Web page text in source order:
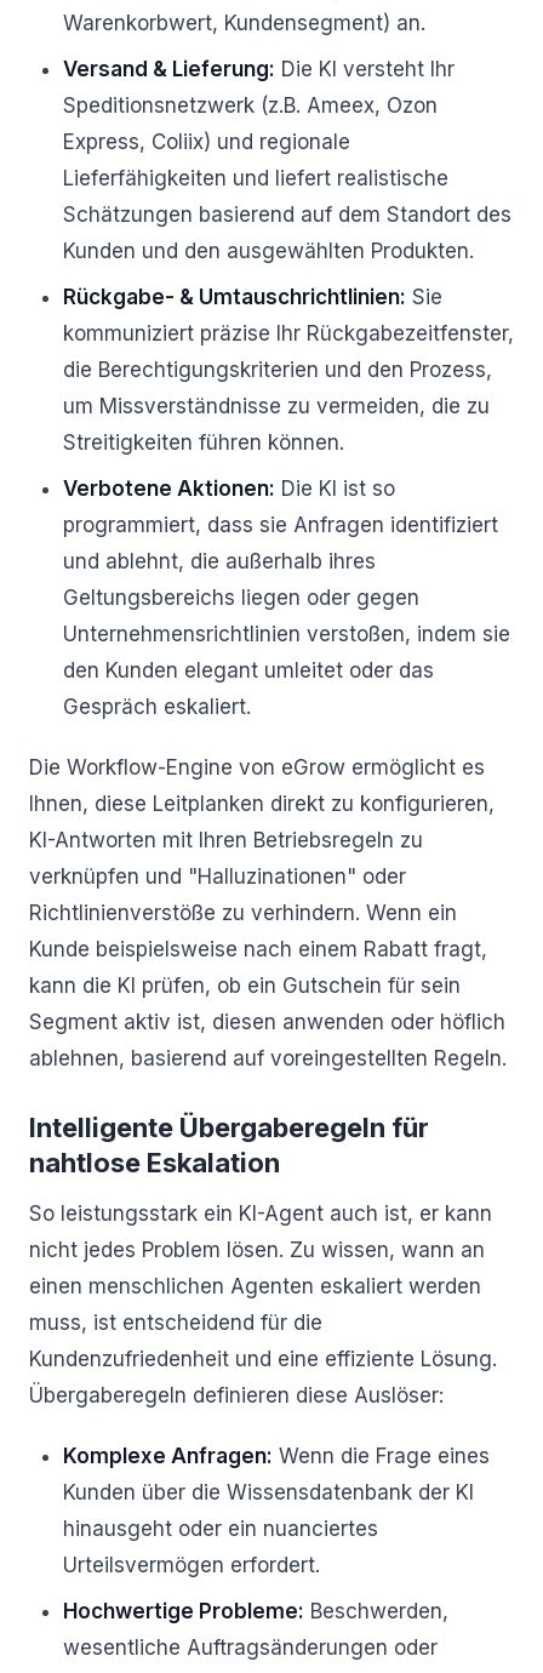
Warenkorbwert, Kundensegment) an.
Versand & Lieferung: Die KI versteht Ihr
Speditionsnetzwerk (z.B. Ameex, Ozon
Express, Coliix) und regionale
Lieferfähigkeiten und liefert realistische
Schätzungen basierend auf dem Standort des
Kunden und den ausgewählten Produkten.
Rückgabe- & Umtauschrichtlinien: Sie
kommuniziert präzise Ihr Rückgabezeitfenster,
die Berechtigungskriterien und den Prozess,
um Missverständnisse zu vermeiden, die zu
Streitigkeiten führen können.
Verbotene Aktionen: Die KI ist so
programmiert, dass sie Anfragen identifiziert
und ablehnt, die außerhalb ihres
Geltungsbereichs liegen oder gegen
Unternehmensrichtlinien verstoßen, indem sie
den Kunden elegant umleitet oder das
Gespräch eskaliert.
Die Workflow-Engine von eGrow ermöglicht es
Ihnen, diese Leitplanken direkt zu konfigurieren,
KI-Antworten mit Ihren Betriebsregeln zu
verknüpfen und "Halluzinationen" oder
Richtlinienverstöße zu verhindern. Wenn ein
Kunde beispielsweise nach einem Rabatt fragt,
kann die KI prüfen, ob ein Gutschein für sein
Segment aktiv ist, diesen anwenden oder höflich
ablehnen, basierend auf voreingestellten Regeln.
Intelligente Übergaberegeln für
nahtlose Eskalation
So leistungsstark ein KI-Agent auch ist, er kann
nicht jedes Problem lösen. Zu wissen, wann an
einen menschlichen Agenten eskaliert werden
muss, ist entscheidend für die
Kundenzufriedenheit und eine effiziente Lösung.
Übergaberegeln definieren diese Auslöser:
Komplexe Anfragen: Wenn die Frage eines
Kunden über die Wissensdatenbank der KI
hinausgeht oder ein nuanciertes
Urteilsvermögen erfordert.
Hochwertige Probleme: Beschwerden,
wesentliche Auftragsänderungen oder